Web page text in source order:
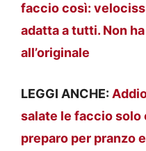
faccio così:
adatta a tutti. Non
all’originale
LEGGI ANCHE:
salate le faccio solo
preparo per pranzo